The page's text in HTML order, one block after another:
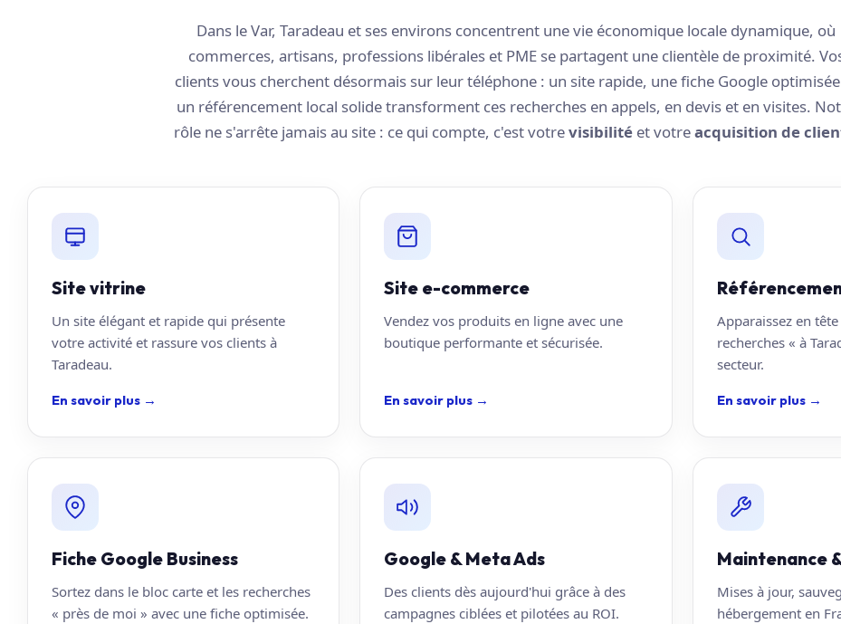
Dans le Var, Taradeau et ses environs concentrent une vie économique locale dynamique, où
commerces, artisans, professions libérales et PME se partagent une clientèle de proximité.
clients vous cherchent désormais sur leur téléphone : un site rapide, une fiche Google
un référencement local solide transforment ces recherches en appels, en devis et en visites.
rôle ne s'arrête jamais au site : ce qui compte, c'est votrevisibilité et votreacquisition de
Site vitrine
Un site élégant et rapide qui présente
votre activité et rassure vos clients à
Taradeau.
En savoir plus →
Site e-commerce
Vendez vos produits en ligne avec une
boutique performante et sécurisée.
En savoir plus →
Apparaissez en
recherches « à
secteur.
En savoir plus →
Fiche Google Business
Sortez dans le bloc carte et les recherches
« près de moi » avec une fiche optimisée.
Google & Meta Ads
Des clients dès aujourd'hui grâce à des
campagnes ciblées et pilotées au ROI.
Maintenance
Mises à jour,
hébergement en